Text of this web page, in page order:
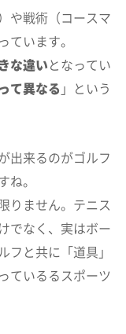
や戦術（コースマ
います。
な違いとなってい
て異なる 」という
出来るのがゴルフ
。
りません。テニス
でなく、実はボー
と共に「道具」
ているるスポーツ